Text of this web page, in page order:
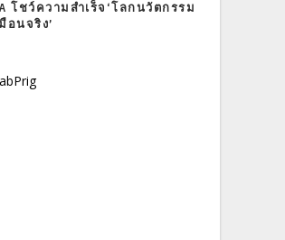
โชว์ความสำเร็จ‘โลกนวัตกรรม
อนจริง’